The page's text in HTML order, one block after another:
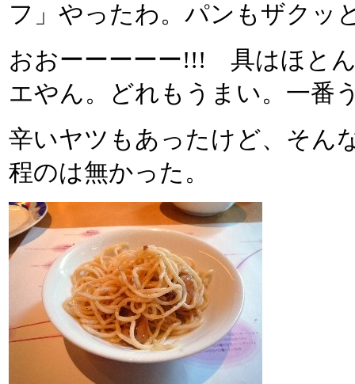
フ」やったわ。パンもザクッ
おおーーーーー!!! 具はほと
エやん。どれもうまい。一番
辛いヤツもあったけど、そん
程のは無かった。